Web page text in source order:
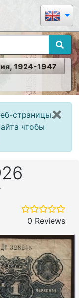
1924-1947
страницы.
чтобы
0 Reviews